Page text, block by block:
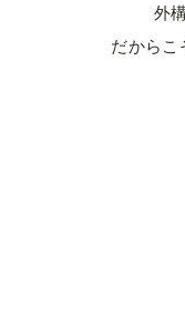
外
だからこ